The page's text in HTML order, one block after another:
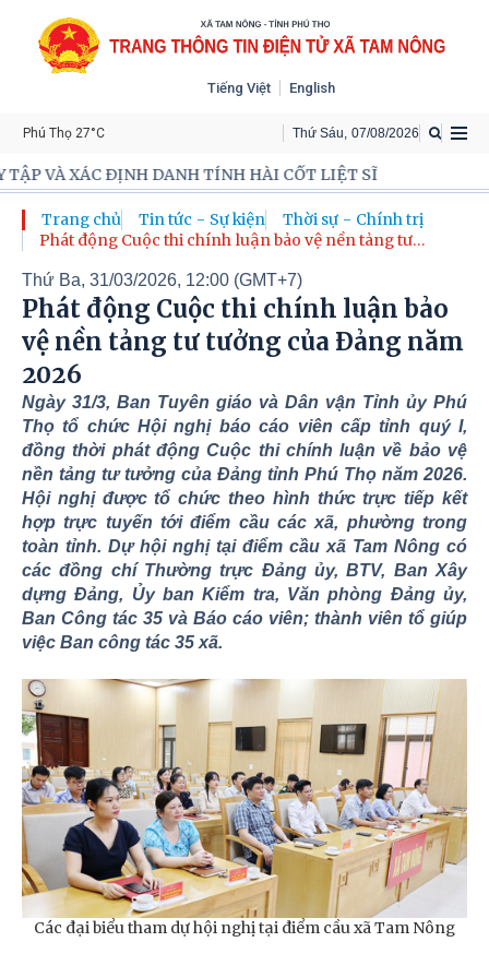
Tiếng Việt English
Thứ Sáu 07/08/2026
Phú Thọ 27°C
TÍNH HÀI CỐT LIỆT SĨ
Trang chủ Tin tức - Sự kiện
Thời sự - Chính trị
Phát động Cuộc thi chính luận bảo vệ nền tảng tư
Thứ Ba, 31/03/2026, 12:00 (GMT+7)
Phát động Cuộc thi chính luận bảo
vệ nền tảng tư tưởng của Đảng năm
2026
Ngày 31/3, Ban Tuyên giáo và Dân vận Tỉnh ủy Phú
Thọ tổ chức Hội nghị báo cáo viên cấp tỉnh quý I,
đồng thời phát động Cuộc thi chính luận về bảo vệ
nền tảng tư tưởng của Đảng tỉnh Phú Thọ năm 2026.
Hội nghị được tổ chức theo hình thức trực tiếp kết
hợp trực tuyến tới điểm cầu các xã, phường trong
toàn tỉnh. Dự hội nghị tại điểm cầu xã Tam Nông có
các đồng chí Thường trực Đảng ủy, BTV, Ban Xây
dựng Đảng, Ủy ban Kiểm tra, Văn phòng Đảng ủy,
Ban Công tác 35 và Báo cáo viên; thành viên tổ giúp
việc Ban công tác 35 xã.
Các đại biểu tham dự hội nghị tại điểm cầu xã Tam Nông